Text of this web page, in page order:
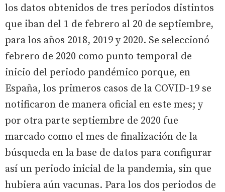
los datos obtenidos de tres periodos distintos
que iban del 1 de febrero al 20 de septiembre,
para los años 2018, 2019 y 2020. Se seleccionó
febrero de 2020 como punto temporal de
inicio del periodo pandémico porque, en
España, los primeros casos de la COVID-19 se
notificaron de manera oficial en este mes; y
por otra parte septiembre de 2020 fue
marcado como el mes de finalización de la
búsqueda en la base de datos para configurar
así un periodo inicial de la pandemia, sin que
hubiera aún vacunas. Para los dos periodos de